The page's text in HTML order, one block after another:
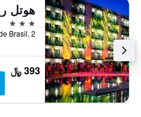
3 نجوم
393 ﷼